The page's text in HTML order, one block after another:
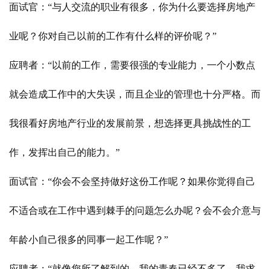
面试官：“与人交流的职业有很多，你为什么要选择房地产
业呢？你对自己以前的工作有什么样的评价呢？”
应聘者：“以前的工作，需要很强的专业能力，一个小数点
就会造成工作中的大失误，而且企业的管理也十分严格。而
我很看好房地产行业的发展前景，想选择更具挑战性的工
作，发挥出自己的能力。”
面试官：“你会不会坚持做好这份工作呢？如果你觉得自己
不适合或在工作中遇到棘手的问题怎么办呢？会不会介意与
年龄小自己很多的同事一起工作呢？”